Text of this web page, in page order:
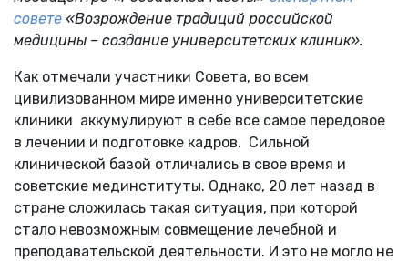
совете «Возрождение традиций российской
медицины – создание университетских клиник».
Как отмечали участники Совета, во всем
цивилизованном мире именно университетские
клиники аккумулируют в себе все самое передовое
в лечении и подготовке кадров. Сильной
клинической базой отличались в свое время и
советские мединституты. Однако, 20 лет назад в
стране сложилась такая ситуация, при которой
стало невозможным совмещение лечебной и
преподавательской деятельности. И это не могло не